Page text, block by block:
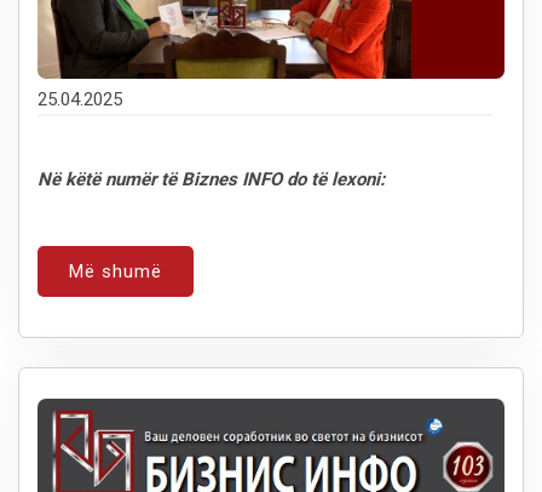
25.04.2025
Në këtë numër të Biznes INFO do të lexoni:
Më shumë